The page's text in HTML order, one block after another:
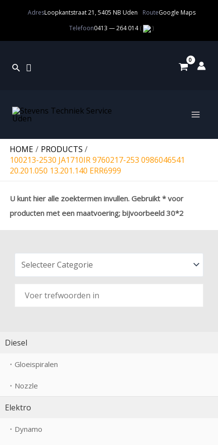
AdresLoopkantstraat 21, 5405 NB Uden RouteGoogle Maps
Telefoon0413 — 264 014( )
HOME
PRODUCTS
100213-2530 JA1710IR 9760217-253 0986046541
20.201.050 13.201.140 ERR6999
U kunt hier alle zoektermen invullen. Gebruikt * voor
producten met een maatvoering; bijvoorbeeld 30*2
Diesel
Gloeispiralen
Nozzle
Elektro
Dynamo